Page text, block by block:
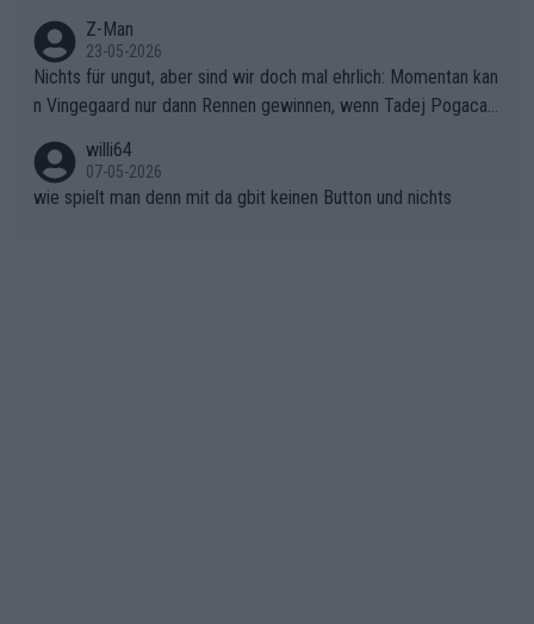
onkurrentin die "zweite Luft" schenkt, ist der Schaden am Ber
g kaum noch zu reparieren.Vor uns liegt nun das große Finale R
ichtung Nizza. Niewiadoma hat psychologisch Oberwasser, ab
er SD Worx und Vollering müssen jetzt All-In gehen. (gregman
n)
Z-Man
23-05-2026
Nichts für ungut, aber sind wir doch mal ehrlich: Momentan kan
n Vingegaard nur dann Rennen gewinnen, wenn Tadej Pogacar
willi64
07-05-2026
wie spielt man denn mit da gbit keinen Button und nichts